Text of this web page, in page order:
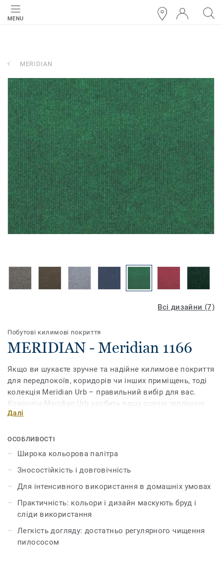
MENU
MERIDIAN
Всі дизайни (7)
Побутові килимові покриття
MERIDIAN - Meridian 1166
Якщо ви шукаєте зручне та надійне килимове покриття
для передпокоїв, коридорів чи інших приміщень, тоді
колекція Meridian Urb – правильний вибір для вас.
Ковролін Meridian Urb зробить вашу оселю теплішою
та комфортнішою, а гумова основа зафіксує виріб в
послизнутися і впасти.
Далі
ОСОБЛИВОСТІ
Широка кольорова палітра
Зносостійкість і довговічність
Для інтенсивного використання в домашніх умовах
Практичність: кольори і дизайн маскують бруд і
сліди використання
Легкість догляду: достатньо регулярного чищення
пилососом